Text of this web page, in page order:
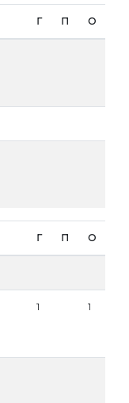
Г П О
Г П О
1 1